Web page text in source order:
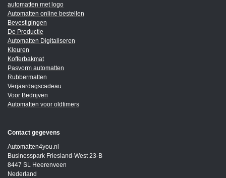
automatten met logo
Automatten online bestellen
Bevestigingen
De Productie
Automatten Digitaliseren
Kleuren
Kofferbakmat
Pasvorm automatten
Rubbermatten
Verjaardagscadeau
Voor Bedrijven
Automatten voor oldtimers
Contact gegevens
Automatten4you.nl
Businesspark Friesland-West 23-B
8447 SL Heerenveen
Nederland